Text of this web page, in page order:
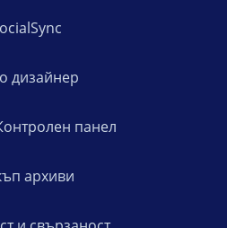
дизайнер
панел
архиви